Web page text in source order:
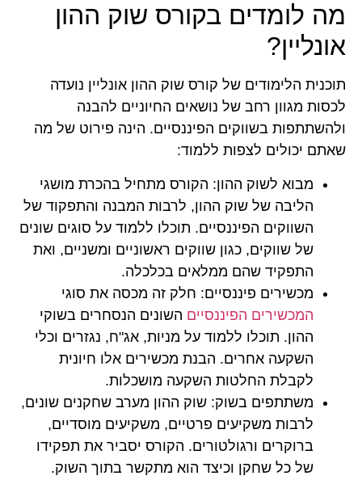
מה לומדים בקורס שוק ההון
אונליין?
תוכנית הלימודים של קורס שוק ההון אונליין נועדה
לכסות מגוון רחב של נושאים החיוניים להבנה
ולהשתתפות בשווקים הפיננסיים. הינה פירוט של מה
שאתם יכולים לצפות ללמוד:
מבוא לשוק ההון:הקורס מתחיל בהכרת מושגי
הליבה של שוק ההון, לרבות המבנה והתפקוד של
השווקים הפיננסיים. תוכלו ללמוד על סוגים שונים
של שווקים, כגון שווקים ראשוניים ומשניים, ואת
התפקיד שהם ממלאים בכלכלה.
מכשירים פיננסיים:חלק זה מכסה את סוגי
המכשירים הפיננסייםהשונים הנסחרים בשוקי
ההון. תוכלו ללמוד על מניות, אג"ח, נגזרים וכלי
השקעה אחרים. הבנת מכשירים אלו חיונית
לקבלת החלטות השקעה מושכלות.
משתתפים בשוק:שוק ההון מערב שחקנים שונים,
לרבות משקיעים פרטיים, משקיעים מוסדיים,
ברוקרים ורגולטורים. הקורס יסביר את תפקידו
של כל שחקן וכיצד הוא מתקשר בתוך השוק.